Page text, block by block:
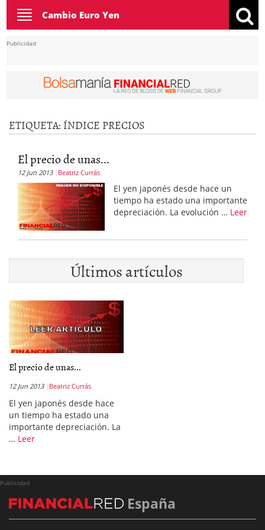
Toggle
navigation
Cambio Euro Yen
Publicidad
ETIQUETA: ÍNDICE PRECIOS
El precio de unas...
12 Jun 2013 Beatriz Currás
El yen japonés desde hace un
tiempo ha estado una importante
depreciación. La evolución … Leer
Últimos artículos
El precio de unas...
12 Jun 2013 Beatriz Currás
El yen japonés desde hace
un tiempo ha estado una
importante depreciación. La
… Leer
Publicidad
España